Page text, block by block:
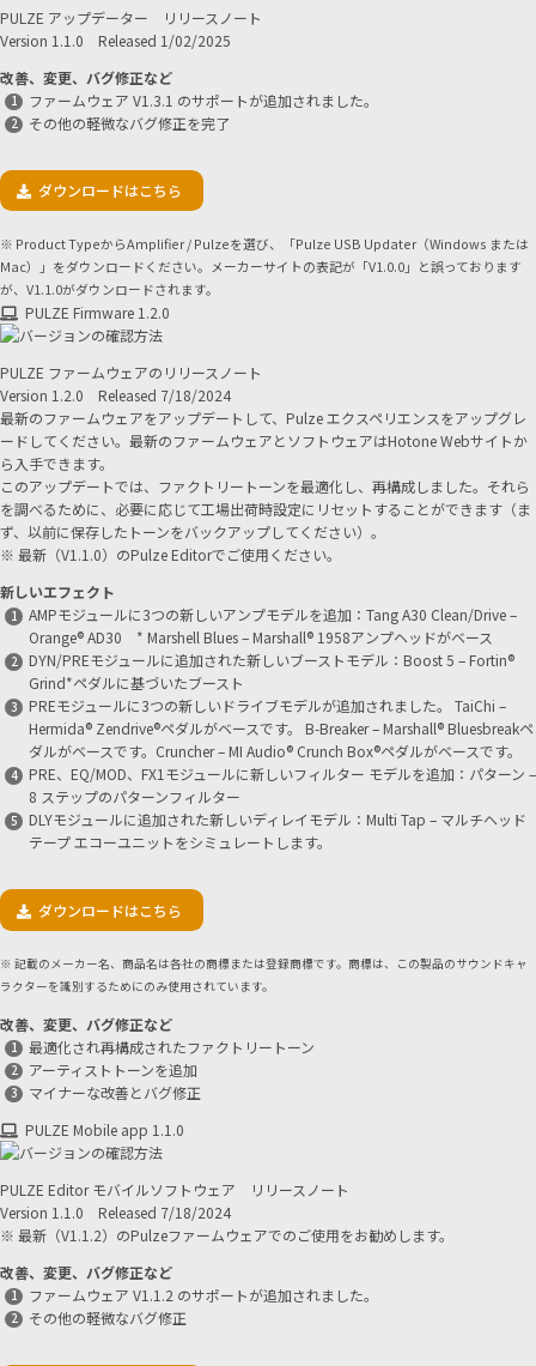
PULZE アップデーター リリースノート
Version 1.1.0 Released 1/02/2025
改善、変更、バグ修正など
ファームウェア V1.3.1 のサポートが追加されました。
その他の軽微なバグ修正を完了
ダウンロードはこちら
※ Product TypeからAmplifier / Pulzeを選び、「Pulze USB Updater（Windows または
Mac）」をダウンロードください。メーカーサイトの表記が「V1.0.0」と誤っております
が、V1.1.0がダウンロードされます。
PULZE Firmware 1.2.0
PULZE ファームウェアのリリースノート
Version 1.2.0 Released 7/18/2024
最新のファームウェアをアップデートして、Pulze エクスペリエンスをアップグレ
ードしてください。最新のファームウェアとソフトウェアはHotone Webサイトか
ら入手できます。
このアップデートでは、ファクトリートーンを最適化し、再構成しました。それら
を調べるために、必要に応じて工場出荷時設定にリセットすることができます（ま
ず、以前に保存したトーンをバックアップしてください）。
※ 最新（V1.1.0）のPulze Editorでご使用ください。
新しいエフェクト
AMPモジュールに3つの新しいアンプモデルを追加：Tang A30 Clean/Drive –
Orange® AD30 * Marshell Blues – Marshall® 1958アンプヘッドがベース
DYN/PREモジュールに追加された新しいブーストモデル：Boost 5 – Fortin®
Grind*ペダルに基づいたブースト
PREモジュールに3つの新しいドライブモデルが追加されました。 TaiChi –
Hermida® Zendrive®ペダルがベースです。 B-Breaker – Marshall® Bluesbreakペ
ダルがベースです。Cruncher – MI Audio® Crunch Box®ペダルがベースです。
PRE、EQ/MOD、FX1モジュールに新しいフィルター モデルを追加：パターン –
8 ステップのパターンフィルター
DLYモジュールに追加された新しいディレイモデル：Multi Tap – マルチヘッド
テープ エコーユニットをシミュレートします。
ダウンロードはこちら
※ 記載のメーカー名、商品名は各社の商標または登録商標です。商標は、この製品のサウンドキャ
ラクターを識別するためにのみ使用されています。
改善、変更、バグ修正など
最適化され再構成されたファクトリートーン
アーティストトーンを追加
マイナーな改善とバグ修正
PULZE Mobile app 1.1.0
PULZE Editor モバイルソフトウェア リリースノート
Version 1.1.0 Released 7/18/2024
※ 最新（V1.1.2）のPulzeファームウェアでのご使用をお勧めします。
改善、変更、バグ修正など
ファームウェア V1.1.2 のサポートが追加されました。
その他の軽微なバグ修正